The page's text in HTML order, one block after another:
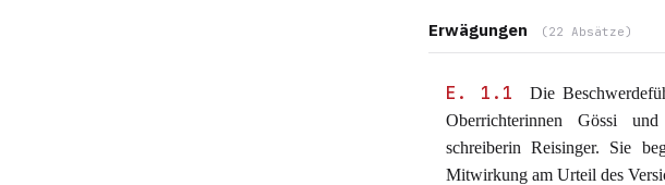
Erwägungen (22 Absätze)
E. 1.1
Die
Oberrichterinnen Gössi
schreiberin Reisinger. Sie
Mitwirkung am Urteil des